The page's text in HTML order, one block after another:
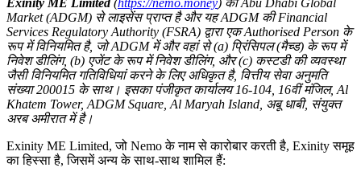
Exinity ME Limited(https://nemo.money) को Abu Dhabi Global
Market (ADGM) से लाइसेंस प्राप्त है और यह ADGM की Financial
Services Regulatory Authority (FSRA) द्वारा एक Authorised Person के
रूप में विनियमित है, जो ADGM में और वहां से (a) प्रिंसिपल (मैच्ड) के रूप में
निवेश डीलिंग, (b) एजेंट के रूप में निवेश डीलिंग, और (c) कस्टडी की व्यवस्था
जैसी विनियमित गतिविधियां करने के लिए अधिकृत है, वित्तीय सेवा अनुमति
संख्या 200015 के साथ। इसका पंजीकृत कार्यालय 16-104, 16वीं मंजिल, Al
Khatem Tower, ADGM Square, Al Maryah Island, अबू धाबी, संयुक्त
अरब अमीरात में है।
Exinity ME Limited, जो Nemo के नाम से कारोबार करती है, Exinity समूह
का हिस्सा है, जिसमें अन्य के साथ-साथ शामिल हैं: